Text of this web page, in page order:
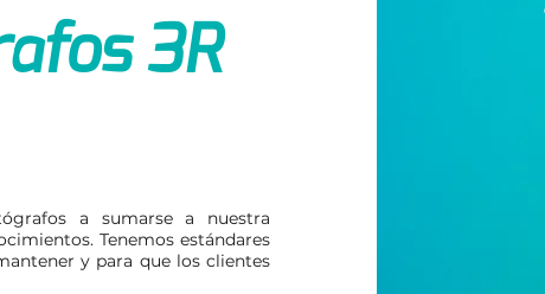
3R
a sumarse a nuestra
Tenemos estándares
y para que los clientes